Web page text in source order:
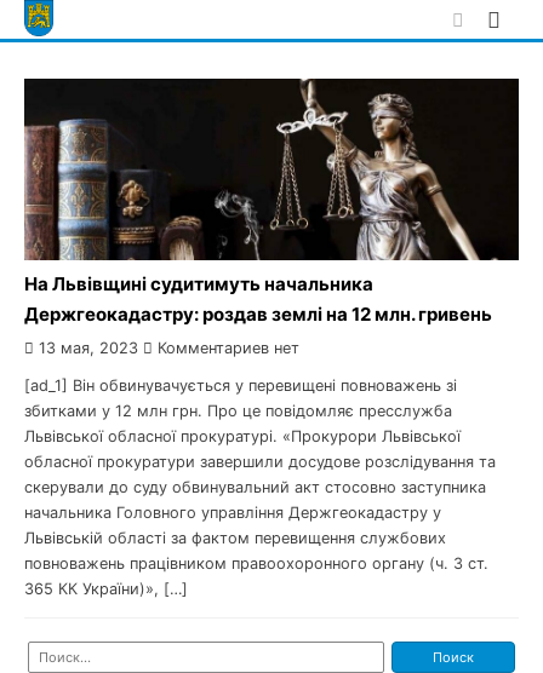
Skip
to
На Львівщині судитимуть начальника
Держгеокадастру: роздав землі на 12 млн. гривень
13 мая, 2023 Комментариев нет
[ad_1] Він обвинувачується у перевищені повноважень зі
збитками у 12 млн грн. Про це повідомляє пресслужба
Львівської обласної прокуратурі. «Прокурори Львівської
обласної прокуратури завершили досудове розслідування та
скерували до суду обвинувальний акт стосовно заступника
начальника Головного управління Держгеокадастру у
Львівській області за фактом перевищення службових
повноважень працівником правоохоронного органу (ч. 3 ст.
365 КК України)», […]
Найти: